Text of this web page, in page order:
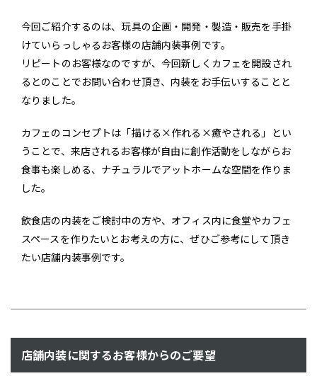
今回ご紹介するのは、玩具の企画・開発・製造・販売を手掛
けていらっしゃるお客様の店舗内装事例です。
リピートのお客様なのですが、今回新しくカフェを開設され
るとのことでお問い合わせ頂き、内装をお手伝いすることと
なりました。
カフェのコンセプトは「描ける×作れる×癒やされる」とい
うことで、来店されるお客様が自由に創作活動をしながらお
食事も楽しめる、ナチュラルでアットホームな空間を作りま
した。
飲食店の内装をご検討中の方や、オフィス内に食堂やカフェ
スペースを作りたいとお考えの方に、ぜひご参考にして頂き
たい店舗内装事例です。
店舗内装に関するお客様からのご要望